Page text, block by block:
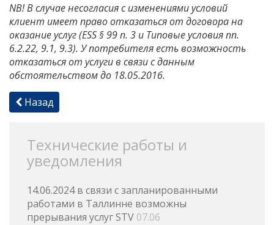
NB! В случае несогласия с изменениями условий
клиент имеет право отказаться от договора на
оказание услуг (ESS § 99 п. 3 и Типовые условия пп.
6.2.22, 9.1, 9.3). У потребителя есть возможность
отказаться от услуги в связи с данным
обстоятельством до 18.05.2016.
Назад
Технические работы и
уведомления
14.06.2024 в связи с запланированными
работами в Таллинне возможны
прерывания услуг STV 07.06